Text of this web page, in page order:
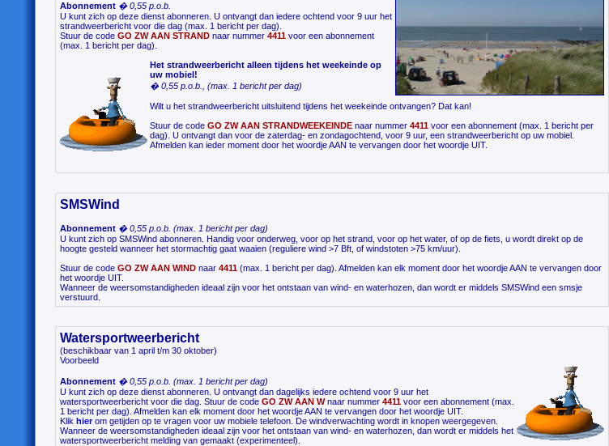
Abonnement � 0,55 p.o.b.
U kunt zich op deze dienst abonneren. U ontvangt dan iedere ochtend voor 9 uur het
strandweerbericht voor die dag (max. 1 bericht per dag).
Stuur de code GO ZW AAN STRANDnaar nummer 4411voor een abonnement
(max. 1 bericht per dag).
Het strandweerbericht alleen tijdens het weekeinde op
uw mobiel!
� 0,55 p.o.b., (max. 1 bericht per dag)
Wilt u het strandweerbericht uitsluitend tijdens het weekeinde ontvangen? Dat kan!
Stuur de code GO ZW AAN STRANDWEEKEINDEnaar nummer 4411voor een abonnement (max. 1 bericht per
dag). U ontvangt dan voor de zaterdag- en zondagochtend, voor 9 uur, een strandweerbericht op uw mobiel.
Afmelden kan ieder moment door het woordje AAN te vervangen door het woordje UIT.
SMSWind
Abonnement � 0,55 p.o.b. (max. 1 bericht per dag)
U kunt zich op SMSWind abonneren. Handig voor onderweg, voor op het strand, voor op het water, of op de fiets, u wordt direkt op de
hoogte gesteld wanneer het stormachtig gaat waaien (reguliere wind >7 Bft, of windstoten >75 km/uur).
Stuur de code GO ZW AAN WINDnaar 4411(max. 1 bericht per dag). Afmelden kan elk moment door het woordje AAN te vervangen door
het woordje UIT.
Wanneer de weersomstandigheden ideaal zijn voor het ontstaan van wind- en waterhozen, dan wordt er middels SMSWind een smsje
verstuurd.
Watersportweerbericht
(beschikbaar van 1 april t/m 30 oktober)
Voorbeeld
Abonnement � 0,55 p.o.b. (max. 1 bericht per dag)
U kunt zich op deze dienst abonneren. U ontvangt dan dagelijks iedere ochtend voor 9 uur het
watersportweerbericht voor die dag. Stuur de code GO ZW AAN Wnaar nummer 4411voor een abonnement (max.
1 bericht per dag). Afmelden kan elk moment door het woordje AAN te vervangen door het woordje UIT.
Klik hierom getijden op te vragen voor uw mobiele telefoon. De windverwachting wordt in knopen weergegeven.
Wanneer de weersomstandigheden ideaal zijn voor het ontstaan van wind- en waterhozen, dan wordt er middels het
watersportweerbericht melding van gemaakt (experimenteel).